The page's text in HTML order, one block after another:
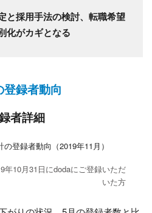
と採用手法の検討、転職希望
化がカギとなる
録者動向
者詳細
年10月31日にdodaにご登録いただ
いた方